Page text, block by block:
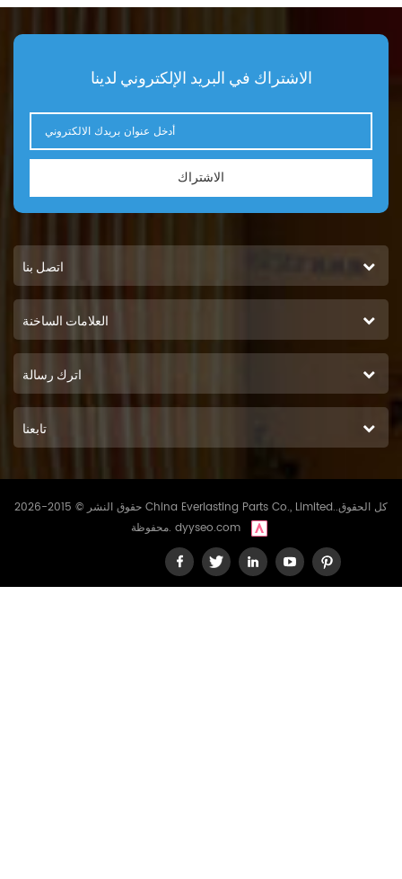
الاشتراك في البريد الإلكتروني لدينا
الاشتراك
اتصل بنا
العلامات الساخنة
اترك رسالة
تابعنا
حقوق النشر © 2015-2026 China Everlasting Parts Co., Limited..كل الحقوق
محفوظة. dyyseo.com